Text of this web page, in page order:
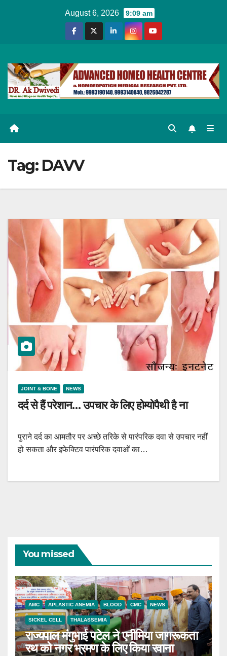
August 6, 2026 9:09 am
Tag: DAVV
JOINT & BONE NEWS
दर्द से हैं परेशान… उपचार के लिए होम्योपैथी है ना
पुराने दर्द का आमतौर पर अच्छे तरिके से पारंपरिक दवा से उपचार नहीं
हो सकता और इफेक्टिव पारंपरिक दवाओं का…
You missed
AMC APLASTIC ANEMIA BLOOD CMC NEWS
SICKEL CELL THALASSEMIA
राज्यपाल मंगुभाई पटेल ने एनीमिया जागरूकता
रथ को नगर भ्रमण के लिए किया रवाना